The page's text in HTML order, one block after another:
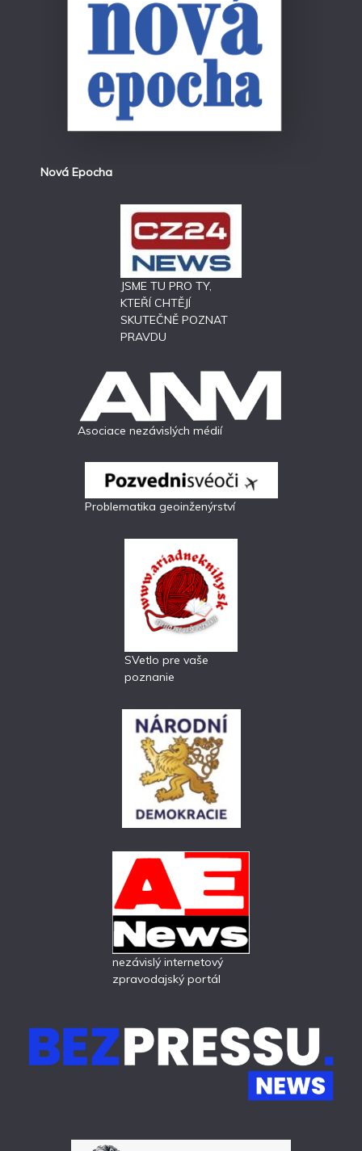
Nová Epocha
JSME TU PRO TY,
KTEŘÍ CHTĚJÍ
SKUTEČNĚ POZNAT
PRAVDU
Asociace nezávislých médií
Problematika geoinženýrství
SVetlo pre vaše
poznanie
nezávislý internetový
zpravodajský portál